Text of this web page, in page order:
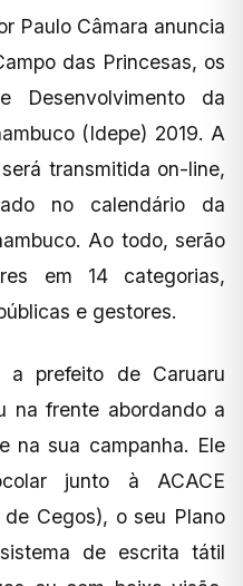
Paulo Câmara anuncia
das Princesas, os
Desenvolvimento da
(Idepe) 2019. A
transmitida on-line,
no calendário da
Ao todo, serão
em 14 categorias,
e gestores.
prefeito de Caruaru
na frente abordando a
na sua campanha. Ele
junto à ACACE
Cegos), o seu Plano
de escrita tátil